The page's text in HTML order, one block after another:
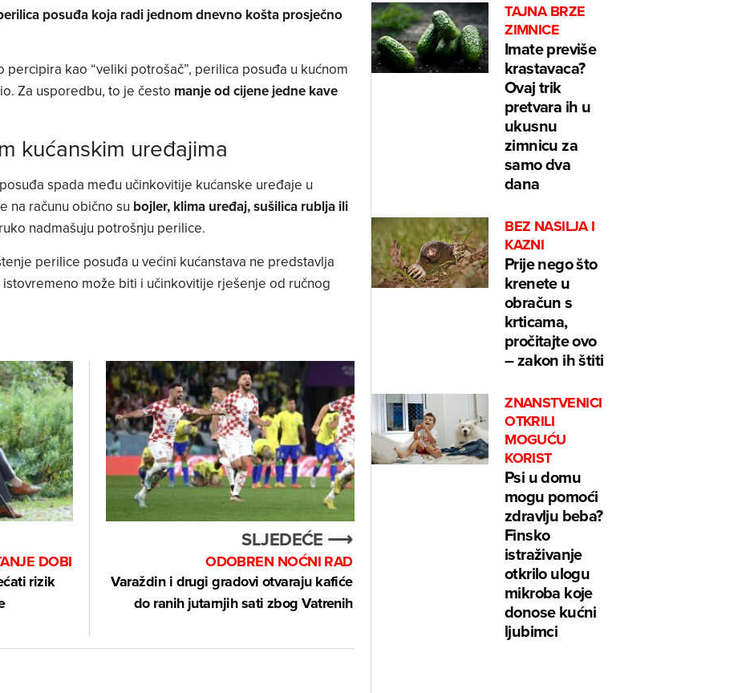
posuđa koja radi jednom dnevno košta prosječno
percipira kao “veliki potrošač”, perilica posuđa u kućnom
Za usporedbu, to je često manje od cijene jedne kave
kućanskim uređajima
spada među učinkovitije kućanske uređaje u
na računu obično su bojler, klima uređaj, sušilica rublja ili
nadmašuju potrošnju perilice.
perilice posuđa u većini kućanstava ne predstavlja
može biti i učinkovitije rješenje od ručnog
DOBI
rizik
SLJEDEĆE ⟶
ODOBREN NOĆNI RAD
Varaždin i drugi gradovi otvaraju kafiće
do ranih jutarnjih sati zbog Vatrenih
TAJNA BRZE
ZIMNICE
Imate previše
krastavaca?
Ovaj trik
pretvara ih u
ukusnu
zimnicu za
samo dva
dana
BEZ NASILJA I
KAZNI
Prije nego što
krenete u
obračun s
krticama,
pročitajte ovo
– zakon ih štiti
ZNANSTVENICI
OTKRILI
MOGUĆU
KORIST
Psi u domu
mogu pomoći
zdravlju beba?
Finsko
istraživanje
otkrilo ulogu
mikroba koje
donose kućni
ljubimci